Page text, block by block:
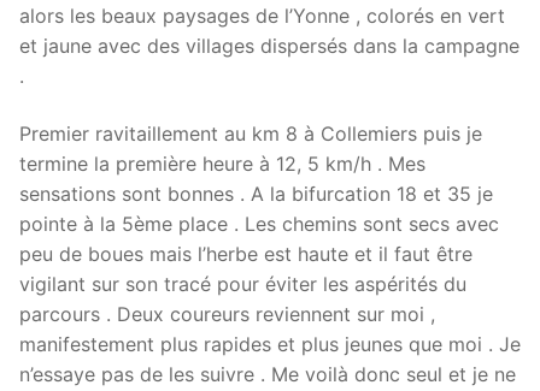
alors les beaux paysages de l’Yonne , colorés en vert
et jaune avec des villages dispersés dans la campagne
.
Premier ravitaillement au km 8 à Collemiers puis je
termine la première heure à 12, 5 km/h . Mes
sensations sont bonnes . A la bifurcation 18 et 35 je
pointe à la 5ème place . Les chemins sont secs avec
peu de boues mais l’herbe est haute et il faut être
vigilant sur son tracé pour éviter les aspérités du
parcours . Deux coureurs reviennent sur moi ,
manifestement plus rapides et plus jeunes que moi . Je
n’essaye pas de les suivre . Me voilà donc seul et je ne